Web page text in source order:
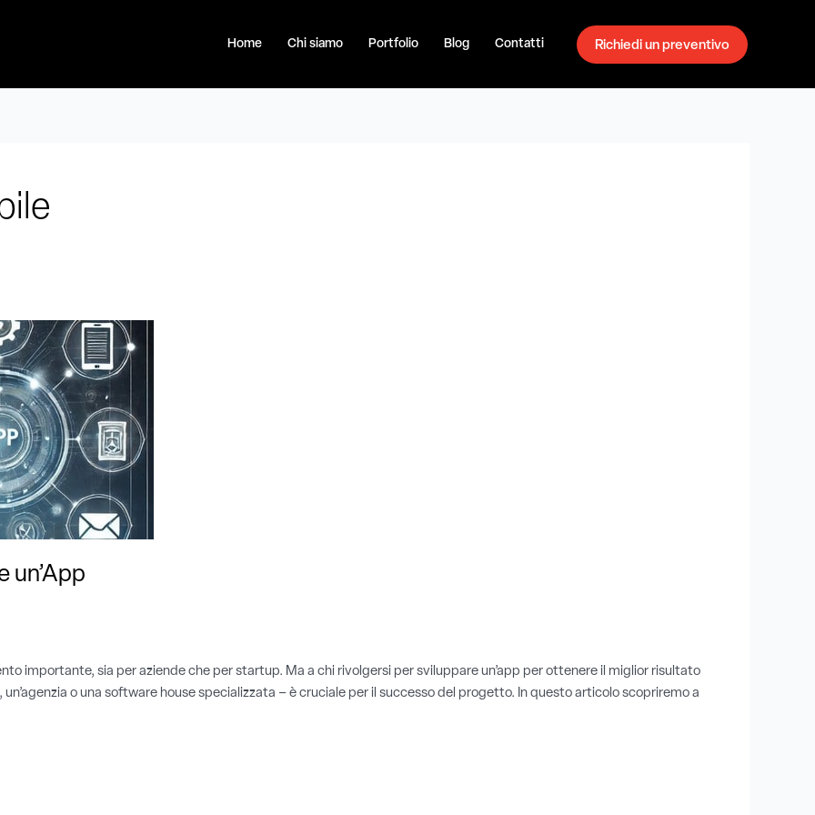
Home Chi siamo Portfolio Blog Contatti Richiedi un preventivo
un’App
importante, sia per aziende che per startup. Ma a chi rivolgersi per sviluppare un’app per ottenere il miglior risultato
o una software house specializzata – è cruciale per il successo del progetto. In questo articolo scopriremo a